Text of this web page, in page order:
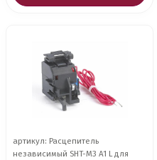
артикул: Расцепитель
независимый SHT-M3 A1 L для